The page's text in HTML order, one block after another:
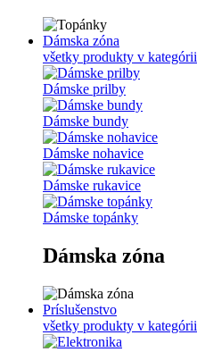
Dámska zóna
všetky produkty v kategórii
Dámske prilby
Dámske bundy
Dámske nohavice
Dámske rukavice
Dámske topánky
Dámska zóna
Príslušenstvo
všetky produkty v kategórii